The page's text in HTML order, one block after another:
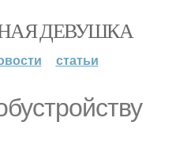
ДЕВУШКА
статьи